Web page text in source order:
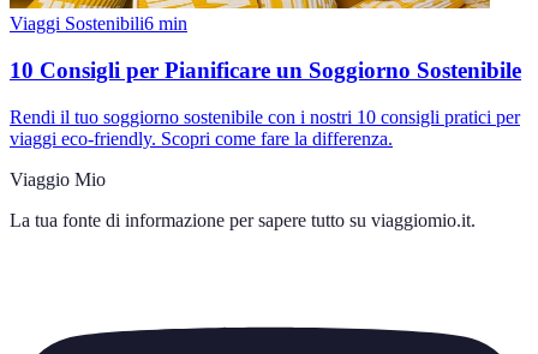
Viaggi Sostenibili6 min
10 Consigli per Pianificare un Soggiorno Sostenibile
Rendi il tuo soggiorno sostenibile con i nostri 10 consigli pratici per
viaggi eco-friendly. Scopri come fare la differenza.
Viaggio Mio
La tua fonte di informazione per sapere tutto su viaggiomio.it.